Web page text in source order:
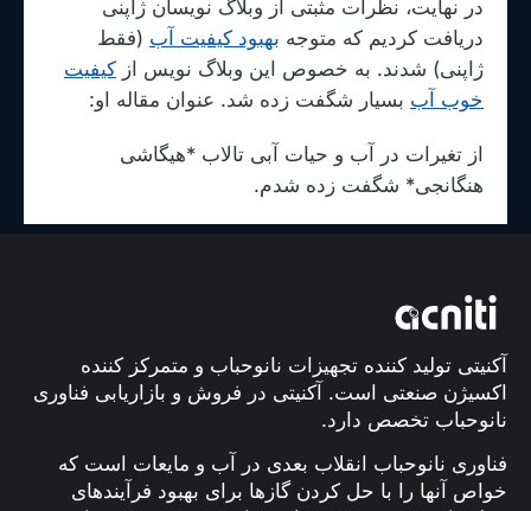
در نهایت، نظرات مثبتی از وبلاگ نویسان ژاپنی
دریافت کردیم که متوجه بهبود کیفیت آب (فقط
ژاپنی) شدند. به خصوص این وبلاگ نویس از کیفیت
خوب آب بسیار شگفت زده شد. عنوان مقاله او:
از تغیرات در آب و حیات آبی تالاب *هیگاشی
هنگانجی* شگفت زده شدم.
آکنیتی تولید کننده تجهیزات نانوحباب و متمرکز کننده
اکسیژن صنعتی است. آکنیتی در فروش و بازاریابی فناوری
نانوحباب تخصص دارد.
فناوری نانوحباب انقلاب بعدی در آب و مایعات است که
خواص آنها را با حل کردن گازها برای بهبود فرآیندهای